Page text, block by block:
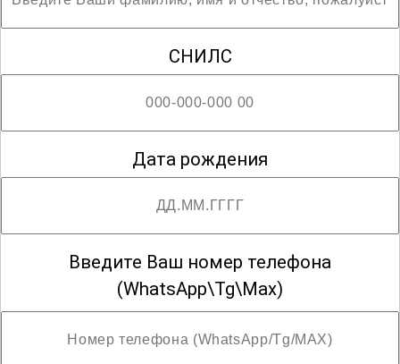
купроксных выпрямительных
элементов" и получите все
необходимые знания для успешной
работы в этой перспективной и важной
сфере. Откройте новые горизонты
своей профессиональной карьеры и
СНИЛС
Дата рождения
Введите Ваш номер телефона
(WhatsApp\Tg\Max)